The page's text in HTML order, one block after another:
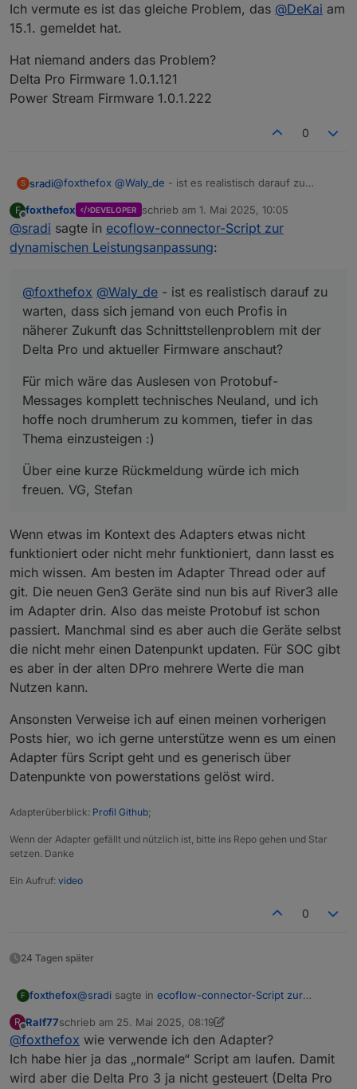
Ich vermute es ist das gleiche Problem, das @DeKai am
15.1. gemeldet hat.
Hat niemand anders das Problem?
Delta Pro Firmware 1.0.1.121
Power Stream Firmware 1.0.1.222
0
S sradi@foxthefox @Waly_de - ist es realistisch darauf zu
Zukunft das Schnittstellenproblem mit der Delta Pro und
aktueller Firmware anschaut?
Für mich wäre das Auslesen von Protobuf-Messages
komplett technisches Neuland, und ich hoffe noch
drumherum zu kommen, tiefer in das Thema einzusteigen
Über eine kurze Rückmeldung würde ich mich freuen.
F
Offline
foxthefox DEVELOPER schrieb am 1. Mai 2025, 10:05
zuletzt editiert von
@sradi sagte in ecoflow-connector-Script zur
dynamischen Leistungsanpassung:
@foxthefox @Waly_de - ist es realistisch darauf zu
warten, dass sich jemand von euch Profis in
näherer Zukunft das Schnittstellenproblem mit der
Delta Pro und aktueller Firmware anschaut?
Für mich wäre das Auslesen von Protobuf-
Messages komplett technisches Neuland, und ich
hoffe noch drumherum zu kommen, tiefer in das
Thema einzusteigen :)
Über eine kurze Rückmeldung würde ich mich
freuen. VG, Stefan
Wenn etwas im Kontext des Adapters etwas nicht
funktioniert oder nicht mehr funktioniert, dann lasst es
mich wissen. Am besten im Adapter Thread oder auf
git. Die neuen Gen3 Geräte sind nun bis auf River3 alle
im Adapter drin. Also das meiste Protobuf ist schon
passiert. Manchmal sind es aber auch die Geräte selbst
die nicht mehr einen Datenpunkt updaten. Für SOC gibt
es aber in der alten DPro mehrere Werte die man
Nutzen kann.
Ansonsten Verweise ich auf einen meinen vorherigen
Posts hier, wo ich gerne unterstütze wenn es um einen
Adapter fürs Script geht und es generisch über
Datenpunkte von powerstations gelöst wird.
Adapterüberblick: Profil Github;
Wenn der Adapter gefällt und nützlich ist, bitte ins Repo gehen und Star
setzen. Danke
Ein Aufruf: video
0
24 Tagen später
F foxthefox@sradi sagte in ecoflow-connector-Script zur
@foxthefox @Waly_de- ist es realistisch darauf
zu warten, dass sich jemand von euch Profis in
näherer Zukunft das Schnittstellenproblem mit
der Delta Pro und aktueller Firmware anschaut?
Wenn etwas im Kontext des Adapters etwas nicht
funktioniert oder nicht mehr funktioniert, dann lasst
R
Offline
Ralf77schrieb am 25. Mai 2025, 08:19
zuletzt editiert von Ralf77
@foxthefox wie verwende ich den Adapter?
Ich habe hier ja das „normale“ Script am laufen. Damit
wird aber die Delta Pro 3 ja nicht gesteuert (Delta Pro